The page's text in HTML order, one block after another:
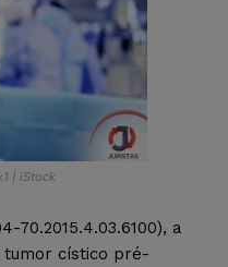
| iStock
70.2015.4.03.6100), a
cístico pré-